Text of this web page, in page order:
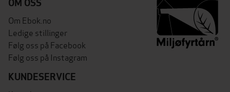
OM OSS
Om Ebok.no
Ledige stillinger
Følg oss på Facebook
Følg oss på Instagram
KUNDESERVICE